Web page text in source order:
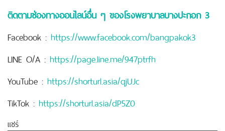
ติดตามช่องทางออนไลน์อื่น ๆ ของโรงพยาบาลบางปะกอก 3
Facebook : https://www.facebook.com/bangpakok3
LINE O/A : https://page.line.me/947ptrfh
YouTube : https://shorturl.asia/qjUJc
TikTok : https://shorturl.asia/dP5Z0
แชร์